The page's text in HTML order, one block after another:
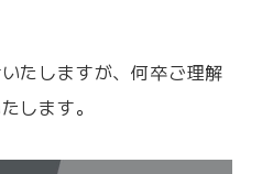
たしますが、何卒ご理解
します。